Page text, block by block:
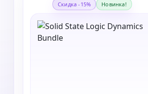
Скидка -15% Новинка!